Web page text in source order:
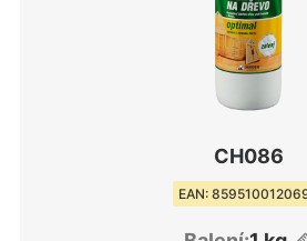
CH086
EAN: